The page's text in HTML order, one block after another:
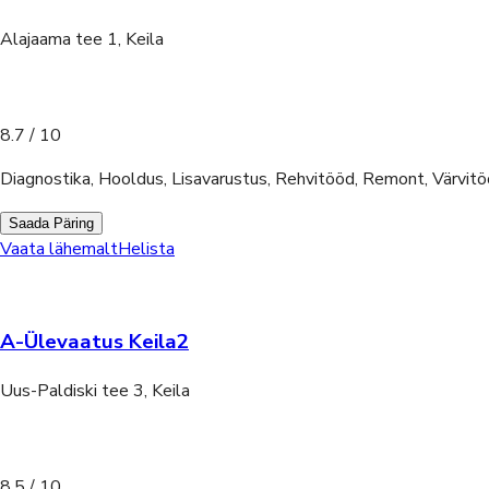
Alajaama tee 1, Keila
8.7 / 10
Diagnostika, Hooldus, Lisavarustus, Rehvitööd, Remont,
Saada Päring
Vaata lähemaltHelista
A-Ülevaatus Keila2
Uus-Paldiski tee 3, Keila